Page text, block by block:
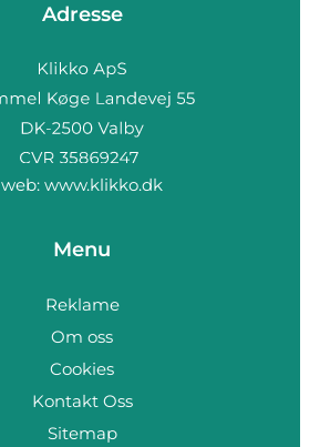
Adresse
web: www.klikko.dk
Menu
Reklame
Om oss
Cookies
Kontakt Oss
Sitemap